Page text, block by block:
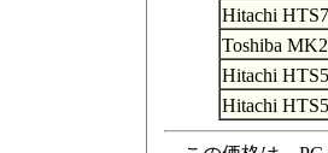
Hitachi
Toshiba
Hitachi
Hitachi